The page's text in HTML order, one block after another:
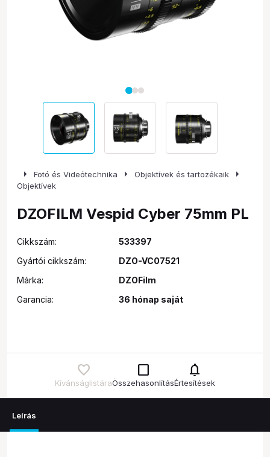
arrow_right Fotó és Videótechnika arrow_right Objektívek és tartozékaik arrow_right
Objektívek
DZOFILM Vespid Cyber 75mm PL
Cikkszám:
533397
Gyártói cikkszám:
DZO-VC07521
Márka:
DZOFilm
Garancia:
36 hónap saját
Kívánságlistára
check_box_outline_blank
Összehasonlítás
notifications
Értesítések
Leírás